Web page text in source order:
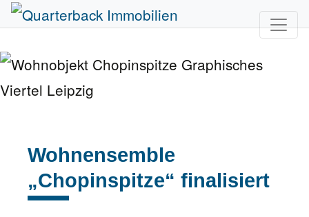
Wohnensemble
„Chopinspitze“ finalisiert